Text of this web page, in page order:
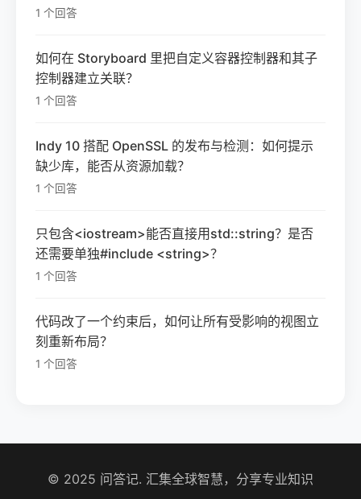
1 个回答
如何在 Storyboard 里把自定义容器控制器和其子
控制器建立关联？
1 个回答
Indy 10 搭配 OpenSSL 的发布与检测：如何提示
缺少库，能否从资源加载？
1 个回答
只包含<iostream>能否直接用std::string？是否
还需要单独#include <string>？
1 个回答
代码改了一个约束后，如何让所有受影响的视图立
刻重新布局？
1 个回答
© 2025 问答记. 汇集全球智慧，分享专业知识